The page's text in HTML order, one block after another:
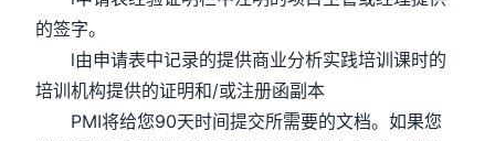
的签字。
l由申请表中记录的提供商业分析实践培训课时的
培训机构提供的证明和/或注册函副本
PMI将给您90天时间提交所需要的文档。如果您